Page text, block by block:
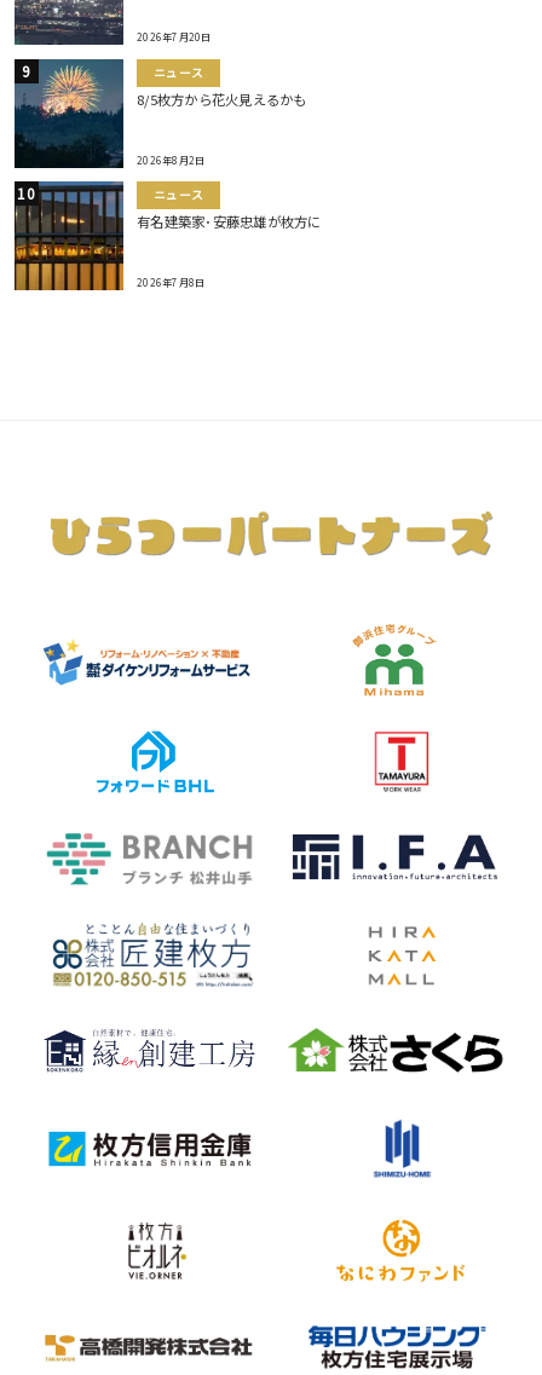
2026年7月20日
ニュース
8/5枚方から花火見えるかも
2026年8月2日
ニュース
有名建築家･安藤忠雄が枚方に
2026年7月8日